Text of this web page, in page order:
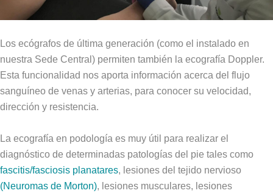
Los ecógrafos de última generación (como el instalado en
nuestra Sede Central) permiten también la ecografía Doppler.
Esta funcionalidad nos aporta información acerca del flujo
sanguíneo de venas y arterias, para conocer su velocidad,
dirección y resistencia.
La ecografía en podología es muy útil para realizar el
diagnóstico de determinadas patologías del pie tales como
fascitis/fasciosis planatares, lesiones del tejido nervioso
(Neuromas de Morton), lesiones musculares, lesiones